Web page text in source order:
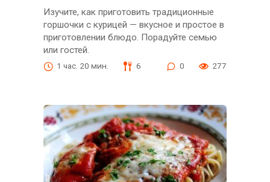
Изучите, как приготовить традиционные
горшочки с курицей — вкусное и простое в
приготовлении блюдо. Порадуйте семью
или гостей.
1 час. 20 мин. 6 0 277